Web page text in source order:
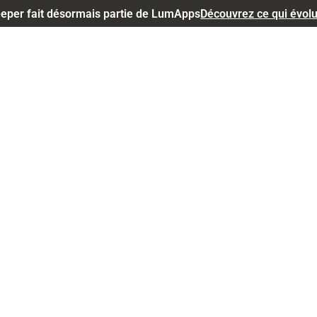
fait désormais partie de LumAppsDécouvrez ce qui